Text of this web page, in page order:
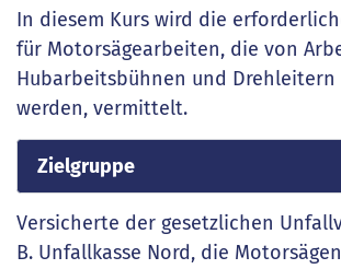
In diesem Kurs wird die
für Motorsägearbeiten, die von
Hubarbeitsbühnen und Drehleitern
werden, vermittelt.
Zielgruppe
Versicherte der gesetzlichen
B. Unfallkasse Nord, die